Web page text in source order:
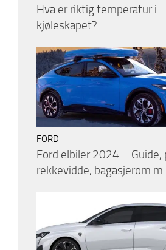
Hva er riktig temperatur i
kjøleskapet?
FORD
Ford elbiler 2024 – Guide,
rekkevidde, bagasjerom